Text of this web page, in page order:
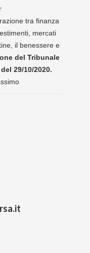
tra finanza
mercati
il benessere e
del Tribunale
29/10/2020.